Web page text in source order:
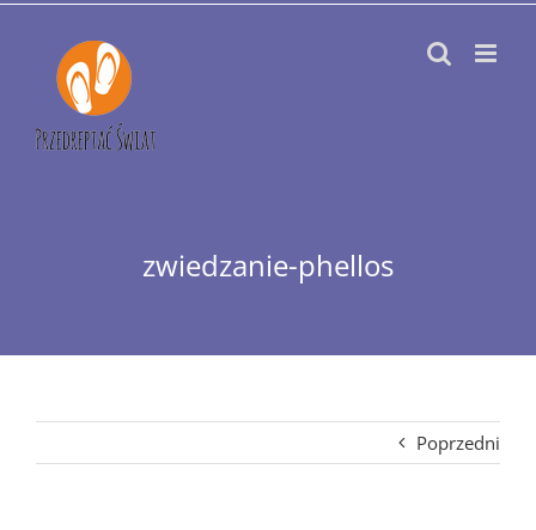
Przejdź
zawartości
zwiedzanie-phellos
Poprzedni